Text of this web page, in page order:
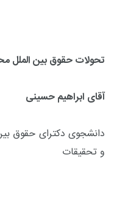
تحولات حقوق بین الملل
آقای ابراهیم حسینی
دانشجوی دکترای حقوق
و تحقیقات